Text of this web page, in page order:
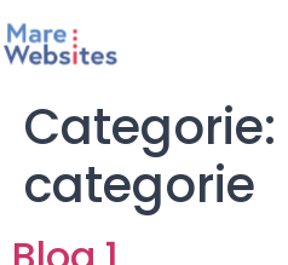
de
inhoud
Categorie:
categorie